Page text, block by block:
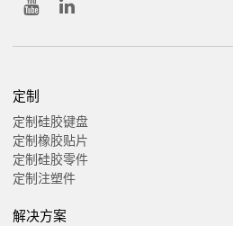
定制
定制硅胶键盘
定制橡胶贴片
定制硅胶零件
定制注塑件
解决方案